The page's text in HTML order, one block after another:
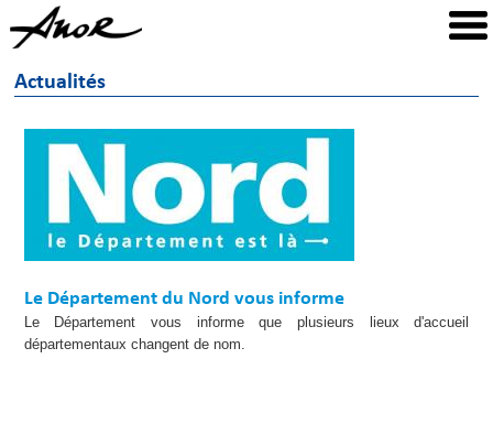
Actualités
Le Département du Nord vous informe
Le Département vous informe que plusieurs lieux d'accueil
départementaux changent de nom.